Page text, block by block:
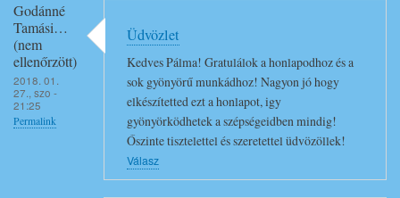
Godánné
Tamási…
(nem
ellenőrzött)
2018. 01.
27., szo -
21:25
Permalink
Üdvözlet
Kedves Pálma! Gratulálok a honlapodhoz és a
sok gyönyörű munkádhoz! Nagyon jó hogy
elkészítetted ezt a honlapot, igy
gyönyörködhetek a szépségeidben mindig!
Őszinte tisztelettel és szeretettel üdvözöllek!
Válasz